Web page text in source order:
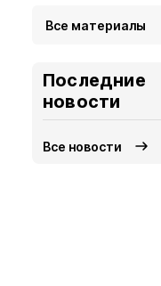
Все материалы
Последние
новости
Все новости